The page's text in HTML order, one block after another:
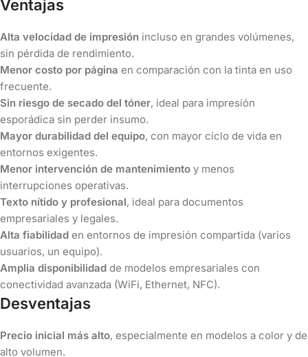
Ventajas
Alta velocidad de impresión incluso en grandes volúmenes,
sin pérdida de rendimiento.
Menor costo por página en comparación con la tinta en uso
frecuente.
Sin riesgo de secado del tóner, ideal para impresión
esporádica sin perder insumo.
Mayor durabilidad del equipo, con mayor ciclo de vida en
entornos exigentes.
Menor intervención de mantenimiento y menos
interrupciones operativas.
Texto nítido y profesional, ideal para documentos
empresariales y legales.
Alta fiabilidad en entornos de impresión compartida (varios
usuarios, un equipo).
Amplia disponibilidad de modelos empresariales con
conectividad avanzada (WiFi, Ethernet, NFC).
Desventajas
Precio inicial más alto, especialmente en modelos a color y de
alto volumen.